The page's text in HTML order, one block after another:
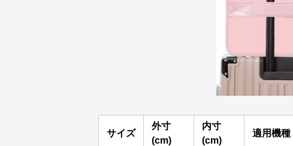
サイズ
外寸
(cm)
内寸
(cm)
適用機種